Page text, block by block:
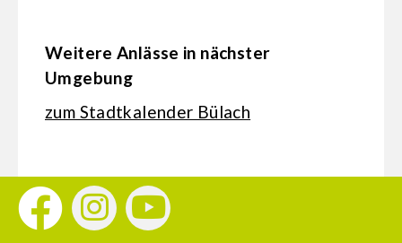
Weitere Anlässe in nächster
Umgebung
zum Stadtkalender Bülach